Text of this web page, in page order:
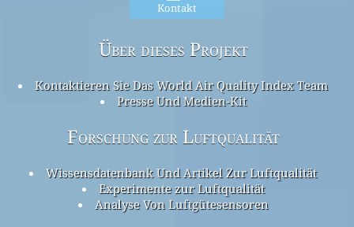
Kontakt
Über dieses Projekt
Kontaktieren Sie Das World Air Quality Index Team
Presse Und Medien-Kit
Forschung zur Luftqualität
Wissensdatenbank Und Artikel Zur Luftqualität
Experimente zur Luftqualität
Analyse Von Luftgütesensoren